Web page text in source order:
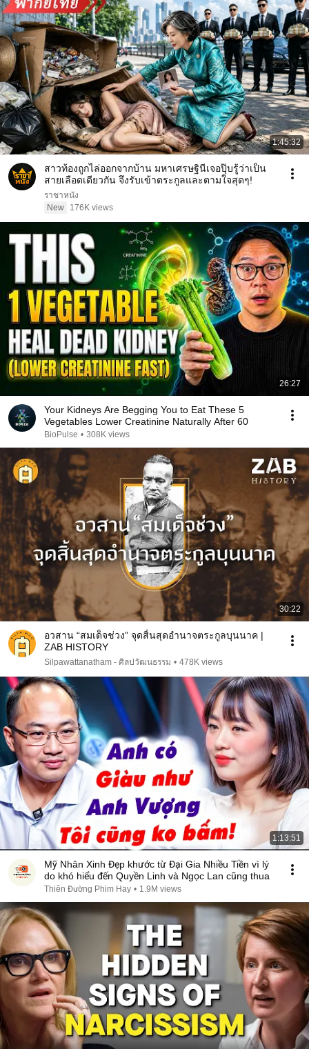
1:45:32
สาวท้องถูกไล่ออกจากบ้าน มหาเศรษฐินีเจอปุ๊บรู้ว่าเป็น
สายเลือดเดียวกัน จึงรับเข้าตระกูลและตามใจสุดๆ!
ราชาหนัง
New
176K views
26:27
Your Kidneys Are Begging You to Eat These 5
Vegetables Lower Creatinine Naturally After 60
BioPulse • 308K views
30:22
อวสาน “สมเด็จช่วง” จุดสิ้นสุดอำนาจตระกูลบุนนาค |
ZAB HISTORY
Silpawattanatham - ศิลปวัฒนธรรม • 478K views
1:13:51
Mỹ Nhân Xinh Đẹp khước từ Đại Gia Nhiều Tiền vì lý
do khó hiểu đến Quyền Linh và Ngọc Lan cũng thua
Thiên Đường Phim Hay • 1.9M views